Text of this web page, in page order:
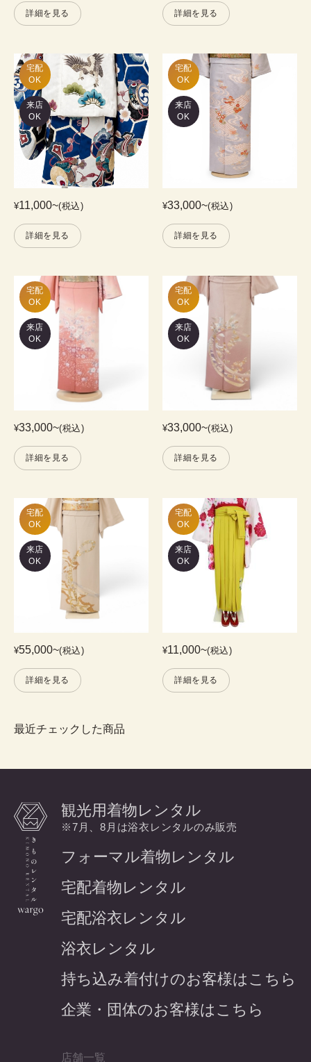
詳細を見る 詳細を見る
宅配
OK
来店
OK
¥11,000~(税込)
詳細を見る
宅配
OK
来店
OK
¥33,000~(税込)
詳細を見る
宅配
OK
来店
OK
¥33,000~(税込)
詳細を見る
宅配
OK
来店
OK
¥33,000~(税込)
詳細を見る
宅配
OK
来店
OK
¥55,000~(税込)
詳細を見る
宅配
OK
来店
OK
¥11,000~(税込)
詳細を見る
最近チェックした商品
観光用着物レンタル
※7月、8月は浴衣レンタルのみ販売
フォーマル着物レンタル
宅配着物レンタル
宅配浴衣レンタル
浴衣レンタル
持ち込み着付けのお客様はこちら
企業・団体のお客様はこちら
店舗一覧